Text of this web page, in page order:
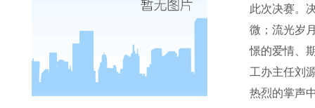
此次决赛。
微；流光岁
憬的爱情、
工办主任刘
热烈的掌声